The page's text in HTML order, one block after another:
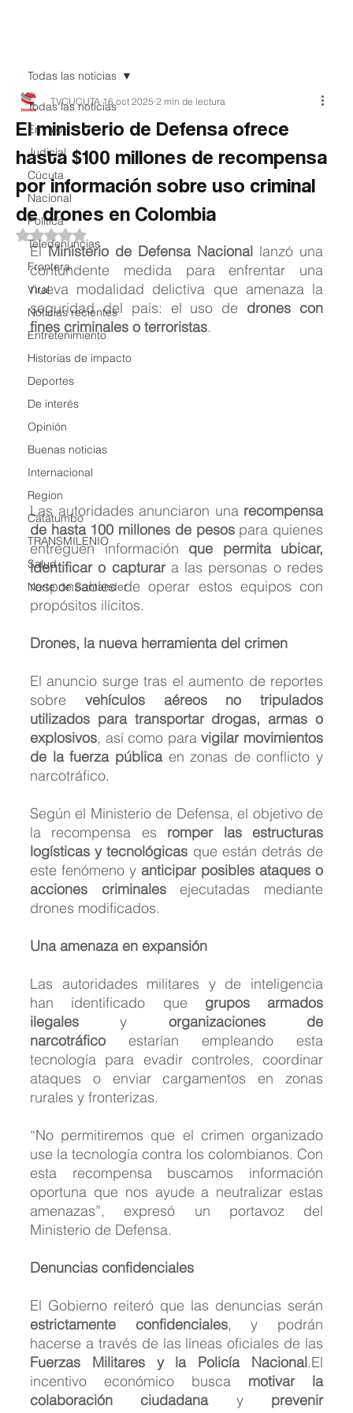
Todas las noticias
EnVivo
Judicial
Cúcuta
Nacional
Política
Teledenuncias
Frontera
Viral
Noticias recientes
Entretenimiento
Historias de impacto
Deportes
De interés
Opinión
Buenas noticias
Internacional
Region
Catatumbo
TRANSMILENIO
Salud
Norte de Santander
Todas las noticias
El ministerio de Defensa ofrece
hasta $100 millones de recompensa
por información sobre uso criminal
de drones en Colombia
TVCUCUTA 16 oct 2025 2 min de lectura
Obtuvo NaN de 5 estrellas.
El Ministerio de Defensa Nacional lanzó una
contundente medida para enfrentar una
nueva modalidad delictiva que amenaza la
seguridad del país: el uso de drones con
fines criminales o terroristas.
Las autoridades anunciaron una recompensa
de hasta 100 millones de pesos para quienes
entreguen información que permita ubicar,
identificar o capturar a las personas o redes
responsables de operar estos equipos con
propósitos ilícitos.
Drones, la nueva herramienta del crimen
El anuncio surge tras el aumento de reportes
sobre vehículos aéreos no tripulados
utilizados para transportar drogas, armas o
explosivos, así como para vigilar movimientos
de la fuerza pública en zonas de conflicto y
narcotráfico.
Según el Ministerio de Defensa, el objetivo de
la recompensa es romper las estructuras
logísticas y tecnológicas que están detrás de
este fenómeno y anticipar posibles ataques o
acciones criminales ejecutadas mediante
drones modificados.
Una amenaza en expansión
Las autoridades militares y de inteligencia
han identificado que grupos armados
ilegales y organizaciones de
narcotráfico estarían empleando esta
tecnología para evadir controles, coordinar
ataques o enviar cargamentos en zonas
rurales y fronterizas.
“No permitiremos que el crimen organizado
use la tecnología contra los colombianos. Con
esta recompensa buscamos información
oportuna que nos ayude a neutralizar estas
amenazas”, expresó un portavoz del
Ministerio de Defensa.
Denuncias confidenciales
estrictamente confidenciales, y podrán
Fuerzas Militares y la Policía Nacional.El
incentivo económico busca motivar la
colaboración ciudadana y prevenir